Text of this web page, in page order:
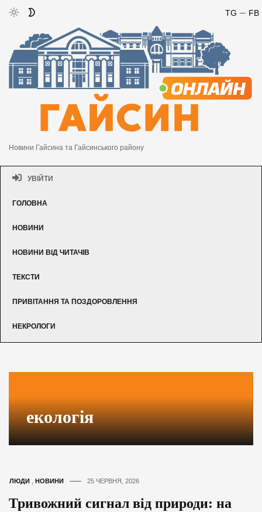
FB
TG
Новини Гайсина та Гайсинського району
УВІЙТИ
ГОЛОВНА
НОВИНИ
НОВИНИ ВІД ЧИТАЧІВ
ТЕКСТИ
ПРИВІТАННЯ ТА ПОЗДОРОВЛЕННЯ
НЕКРОЛОГИ
екологія
ЛЮДИ НОВИНИ 25 ЧЕРВНЯ, 2026
Тривожний сигнал від природи: на